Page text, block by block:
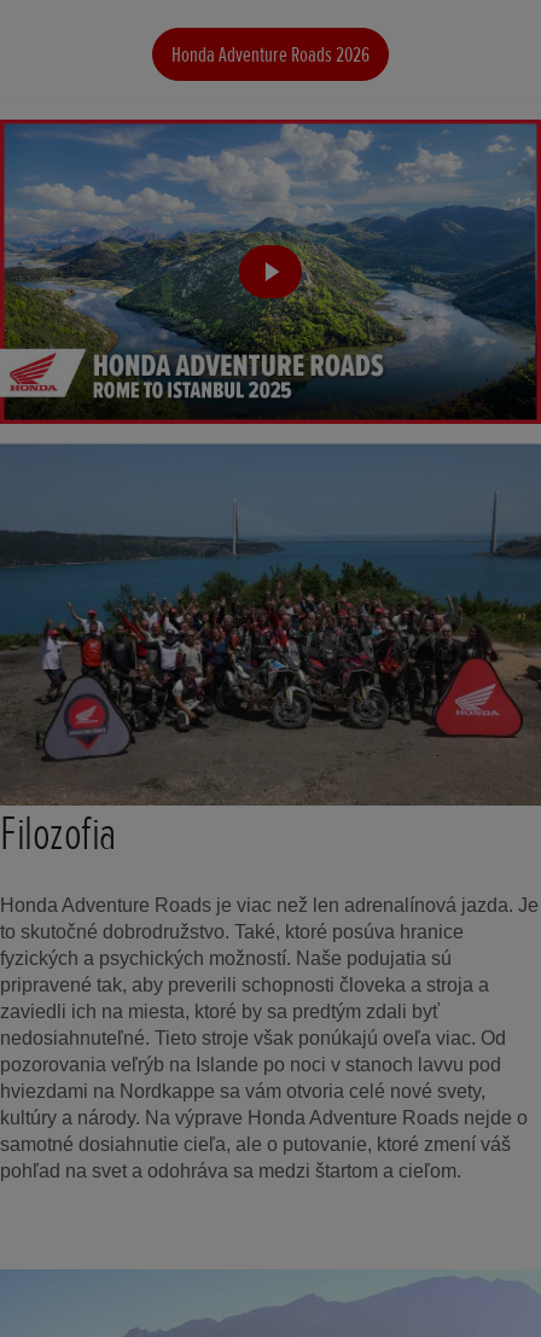
Honda Adventure Roads 2026
Filozofia
Honda Adventure Roads je viac než len adrenalínová jazda. Je
to skutočné dobrodružstvo. Také, ktoré posúva hranice
fyzických a psychických možností. Naše podujatia sú
pripravené tak, aby preverili schopnosti človeka a stroja a
zaviedli ich na miesta, ktoré by sa predtým zdali byť
nedosiahnuteľné. Tieto stroje však ponúkajú oveľa viac. Od
pozorovania veľrýb na Islande po noci v stanoch lavvu pod
hviezdami na Nordkappe sa vám otvoria celé nové svety,
kultúry a národy. Na výprave Honda Adventure Roads nejde o
samotné dosiahnutie cieľa, ale o putovanie, ktoré zmení váš
pohľad na svet a odohráva sa medzi štartom a cieľom.